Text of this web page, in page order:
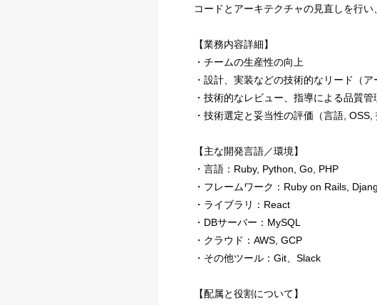
コードとアーキテクチャの見直しを行
【業務内容詳細】
・チームの生産性の向上
・設計、実装などの技術的なリード（ア
・技術的なレビュー、指導による品質
・技術選定と妥当性の評価（言語, OSS,
【主な開発言語／環境】
・言語：Ruby, Python, Go, PHP
・フレームワーク：Ruby on Rails,
・ライブラリ：React
・DBサーバー：MySQL
・クラウド：AWS, GCP
・その他ツール：Git、Slack
【配属と役割について】